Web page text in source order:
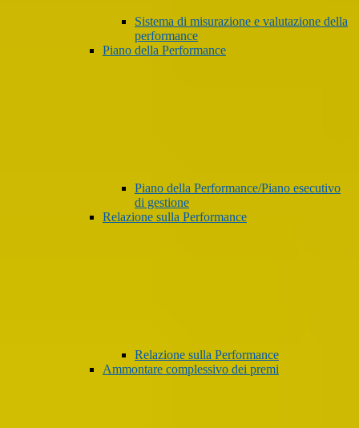
Sistema di misurazione e valutazione della
performance
Piano della Performance
Piano della Performance/Piano esecutivo
di gestione
Relazione sulla Performance
Relazione sulla Performance
Ammontare complessivo dei premi